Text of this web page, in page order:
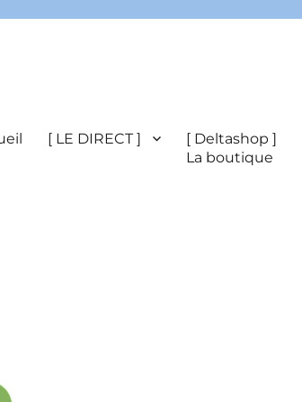
[ LE DIRECT ]
[ Deltashop ]
La boutique